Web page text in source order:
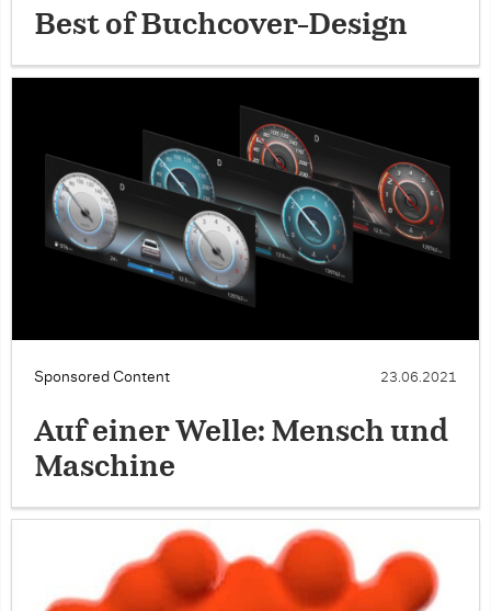
Best of Buchcover-Design
Sponsored Content 23.06.2021
Auf einer Welle: Mensch und
Maschine